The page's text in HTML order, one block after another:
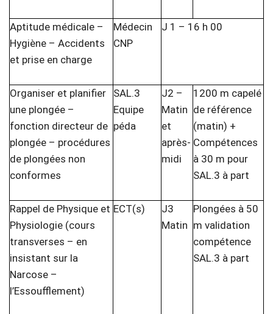
Aptitude médicale –
Hygiène – Accidents
et prise en charge
Médecin
CNP
J 1 – 16 h 00
Organiser et planifier
une plongée –
fonction directeur de
plongée – procédures
de plongées non
conformes
SAL.3
Equipe
péda
J2 –
Matin
et
après-
midi
1200 m capelé
de référence
(matin) +
Compétences
à 30 m pour
SAL.3 à part
Rappel de Physique et
Physiologie (cours
transverses – en
insistant sur la
Narcose –
l’Essoufflement)
ECT(s)
J3
Matin
Plongées à 50
m validation
compétence
SAL.3 à part